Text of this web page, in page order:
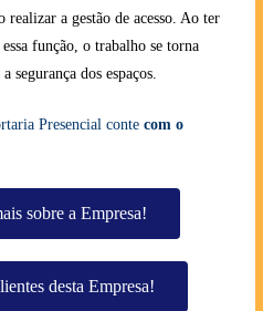
a gestão de acesso. Ao ter
função, o trabalho se torna
segurança dos espaços.
Presencial conte com o
sobre a Empresa!
desta Empresa!